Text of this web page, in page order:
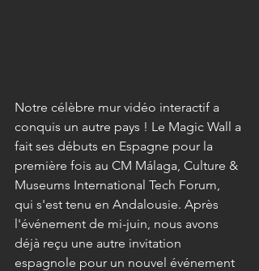
Notre célèbre mur vidéo interactif a
conquis un autre pays ! Le Magic Wall a
fait ses débuts en Espagne pour la
première fois au CM Málaga, Culture &
Museums International Tech Forum,
qui s'est tenu en Andalousie. Après
l'événement de mi-juin, nous avons
déjà reçu une autre invitation
espagnole pour un nouvel événement